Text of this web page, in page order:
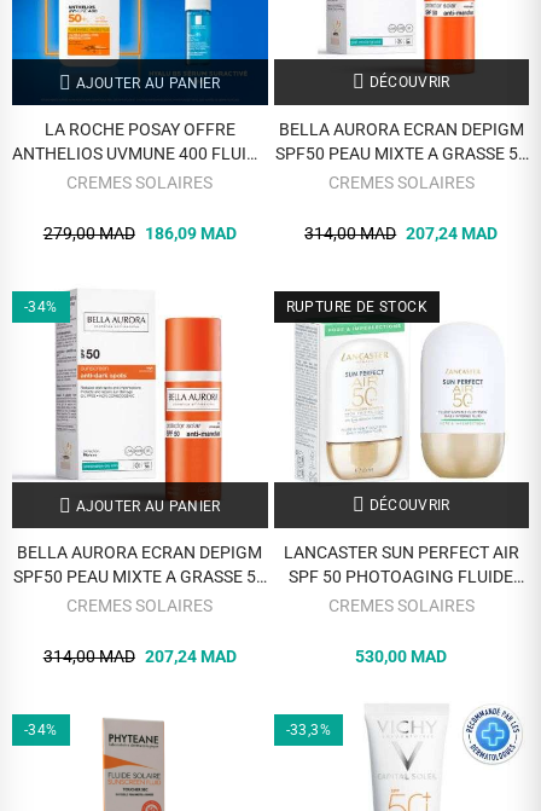
AJOUTER AU PANIER
LA ROCHE POSAY OFFRE
ANTHELIOS UVMUNE 400 FLUIDE
SOLAIRE INVISIBLE SPF 50+ 50
CREMES SOLAIRES
279,00 MAD 186,09 MAD
DÉCOUVRIR
BELLA AURORA ECRAN DEPIGM
SPF50 PEAU MIXTE A GRASSE 50
ML
CREMES SOLAIRES
314,00 MAD 207,24 MAD
-34%
AJOUTER AU PANIER
BELLA AURORA ECRAN DEPIGM
SPF50 PEAU MIXTE A GRASSE 50
ML
CREMES SOLAIRES
314,00 MAD 207,24 MAD
RUPTURE DE STOCK
DÉCOUVRIR
LANCASTER SUN PERFECT AIR
SPF 50 PHOTOAGING FLUIDE
INVISIBLE CONTROL PORE AND
CREMES SOLAIRES
530,00 MAD
-34% -33,3%